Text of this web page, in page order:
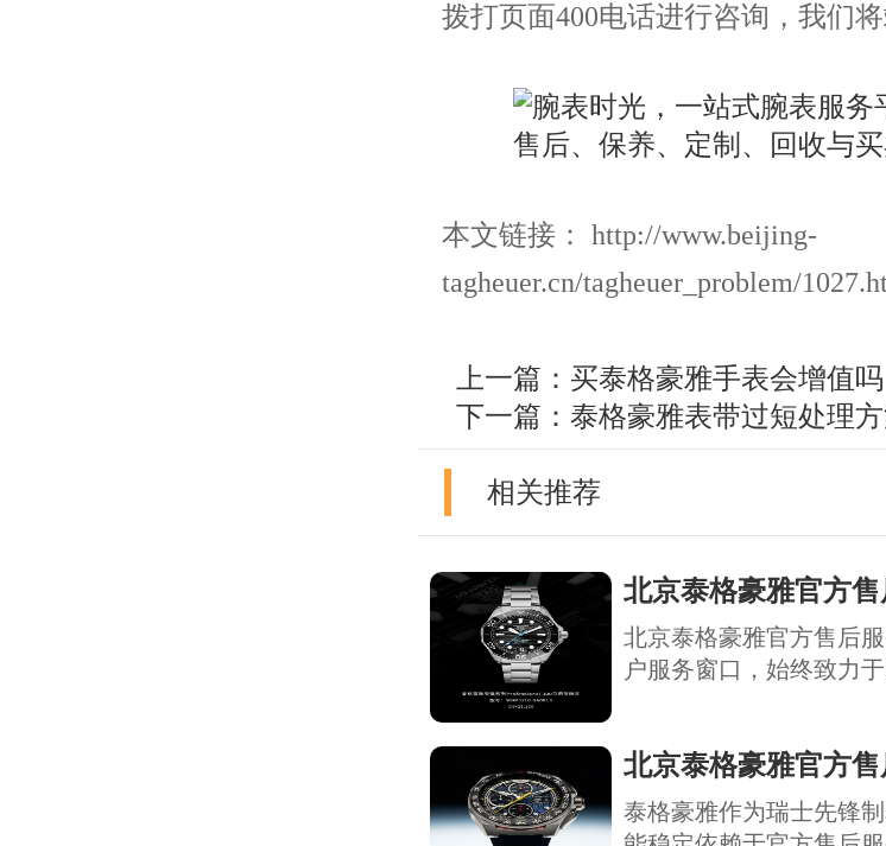
拨打页面400电话进行咨询，我们将
本文链接： http://www.beijing-
tagheuer.cn/tagheuer_problem/
上一篇： 买泰格豪雅手表会增值吗
下一篇： 泰格豪雅表带过短处理
相关推荐
北京泰格豪雅官方售
北京泰格豪雅官方售后
户服务窗口，始终致力
北京泰格豪雅官方售
泰格豪雅作为瑞士先锋